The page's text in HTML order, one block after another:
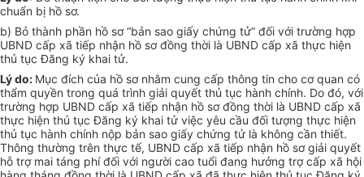
chuẩn bị hồ sơ.
b) Bỏ thành phần hồ sơ “bản sao giấy chứng tử” đối với trường hợp
UBND cấp xã tiếp nhận hồ sơ đồng thời là UBND cấp xã thực hiện
thủ tục Đăng ký khai tử.
Lý do: Mục đích của hồ sơ nhằm cung cấp thông tin cho cơ quan có
thẩm quyền trong quá trình giải quyết thủ tục hành chính. Do đó, với
trường hợp UBND cấp xã tiếp nhận hồ sơ đồng thời là UBND cấp xã
thực hiện thủ tục Đăng ký khai tử việc yêu cầu đối tượng thực hiện
thủ tục hành chính nộp bản sao giấy chứng tử là không cần thiết.
Thông thường trên thực tế, UBND cấp xã tiếp nhận hồ sơ giải quyết
hỗ trợ mai táng phí đối với người cao tuổi đang hưởng trợ cấp xã hội